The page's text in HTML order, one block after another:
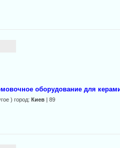
оборудование для
) город: Киев| 89